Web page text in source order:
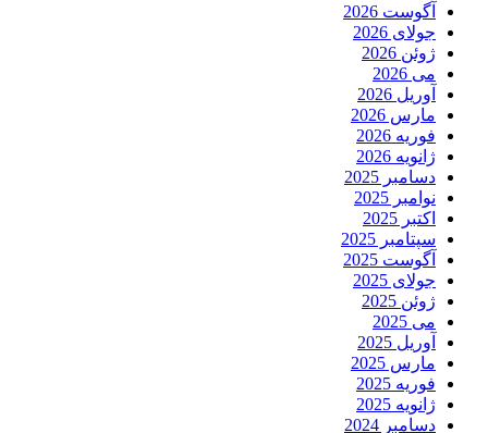
آگوست 2026
جولای 2026
ژوئن 2026
می 2026
آوریل 2026
مارس 2026
فوریه 2026
ژانویه 2026
دسامبر 2025
نوامبر 2025
اکتبر 2025
سپتامبر 2025
آگوست 2025
جولای 2025
ژوئن 2025
می 2025
آوریل 2025
مارس 2025
فوریه 2025
ژانویه 2025
دسامبر 2024